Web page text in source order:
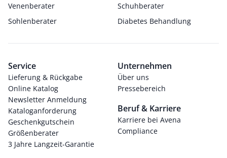
Venenberater
Schuhberater
Sohlenberater
Diabetes Behandlung
Service
Lieferung & Rückgabe
Online Katalog
Newsletter Anmeldung
Kataloganforderung
Geschenkgutschein
Größenberater
3 Jahre Langzeit-Garantie
Unternehmen
Über uns
Pressebereich
Beruf & Karriere
Karriere bei Avena
Compliance